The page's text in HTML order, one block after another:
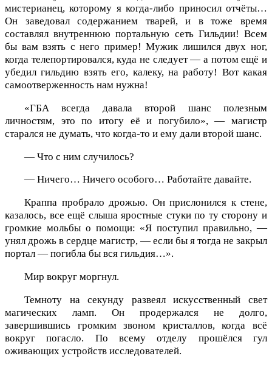
мистерианец, которому я когда-либо приносил отчёты…
Он заведовал содержанием тварей, и в тоже время
составлял внутреннюю портальную сеть Гильдии! Всем
бы вам взять с него пример! Мужик лишился двух ног,
когда телепортировался, куда не следует — а потом ещё и
убедил гильдию взять его, калеку, на работу! Вот какая
самоотверженность нам нужна!
«ГБА всегда давала второй шанс полезным
личностям, это по итогу её и погубило», — магистр
старался не думать, что когда-то и ему дали второй шанс.
— Что с ним случилось?
— Ничего… Ничего особого… Работайте давайте.
Краппа пробрало дрожью. Он прислонился к стене,
казалось, все ещё слыша яростные стуки по ту сторону и
громкие мольбы о помощи: «Я поступил правильно, —
унял дрожь в сердце магистр, — если бы я тогда не закрыл
портал — погибла бы вся гильдия…».
Мир вокруг моргнул.
Темноту на секунду развеял искусственный свет
магических ламп. Он продержался не долго,
завершившись громким звоном кристаллов, когда всё
вокруг погасло. По всему отделу прошёлся гул
оживающих устройств исследователей.